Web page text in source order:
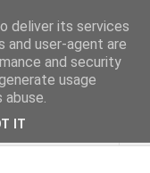
deliver its services
and user-agent are
and security
usage
IT